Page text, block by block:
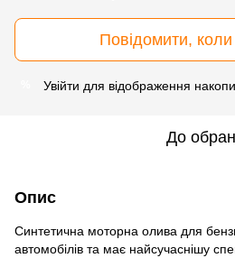
Повідомити, коли
Увійти для відображення
До
Опис
Синтетична моторна олива для
автомобілів та має найсучаснішу